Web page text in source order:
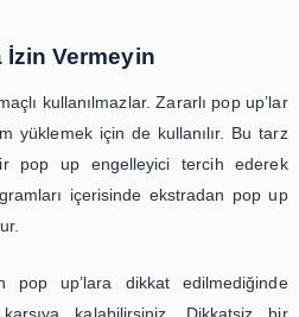
Daha Popüler
sitesi aramaları yapan
rekabet ortamını artırabiliyor.
gelen ziyaretçi trafiğinin
Ancak bu